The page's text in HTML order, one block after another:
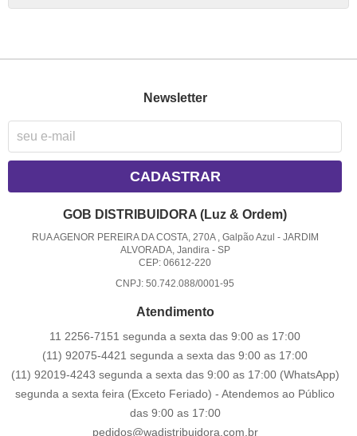
Newsletter
CADASTRAR
GOB DISTRIBUIDORA (Luz & Ordem)
RUA AGENOR PEREIRA DA COSTA, 270A , Galpão Azul - JARDIM
ALVORADA, Jandira- SP
CEP: 06612-220
CNPJ: 50.742.088/0001-95
Atendimento
11 2256-7151 segunda a sexta das 9:00 as 17:00
(11) 92075-4421 segunda a sexta das 9:00 as 17:00
(11) 92019-4243 segunda a sexta das 9:00 as 17:00 (WhatsApp)
segunda a sexta feira (Exceto Feriado) - Atendemos ao Público
das 9:00 as 17:00
pedidos@wadistribuidora.com.br